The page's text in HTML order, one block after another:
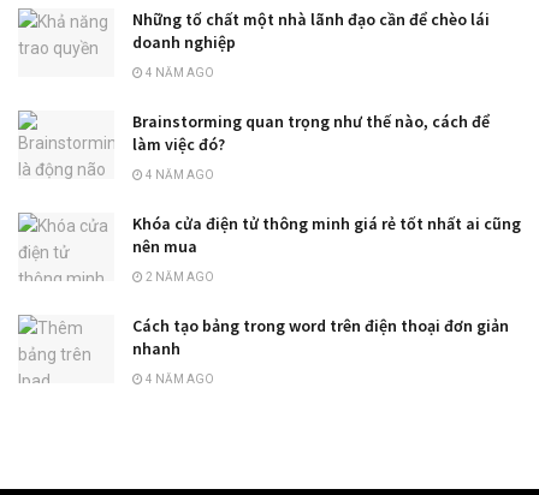
Những tố chất một nhà lãnh đạo cần để chèo lái
doanh nghiệp
4 NĂM AGO
Brainstorming quan trọng như thế nào, cách để
làm việc đó?
4 NĂM AGO
Khóa cửa điện tử thông minh giá rẻ tốt nhất ai cũng
nên mua
2 NĂM AGO
Cách tạo bảng trong word trên điện thoại đơn giản
nhanh
4 NĂM AGO